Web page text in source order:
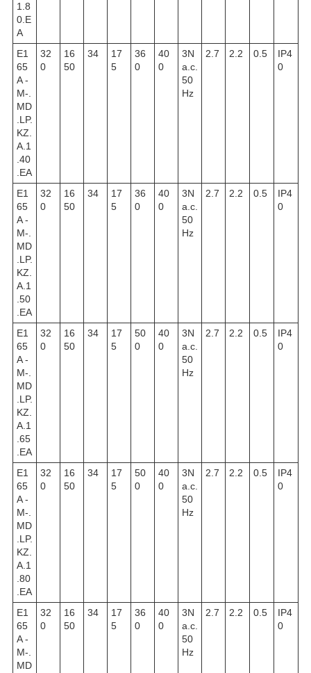
1.8
0.E
A
E1
65
A -
M-.
MD
.LP.
KZ.
A.1
.40
.EA
32
0
16
50
34
17
5
36
0
40
0
3N
a.c.
50
Hz
2.7 2.2 0.5
IP4
0
E1
65
A -
M-.
MD
.LP.
KZ.
A.1
.50
.EA
32
0
16
50
34
17
5
36
0
40
0
3N
a.c.
50
Hz
2.7 2.2 0.5
IP4
0
E1
65
A -
M-.
MD
.LP.
KZ.
A.1
.65
.EA
32
0
16
50
34
17
5
50
0
40
0
3N
a.c.
50
Hz
2.7 2.2 0.5
IP4
0
E1
65
A -
M-.
MD
.LP.
KZ.
A.1
.80
.EA
32
0
16
50
34
17
5
50
0
40
0
3N
a.c.
50
Hz
2.7 2.2 0.5
IP4
0
E1
65
A -
M-.
MD
32
0
16
50
34
17
5
36
0
40
0
3N
a.c.
50
Hz
2.7 2.2 0.5
IP4
0